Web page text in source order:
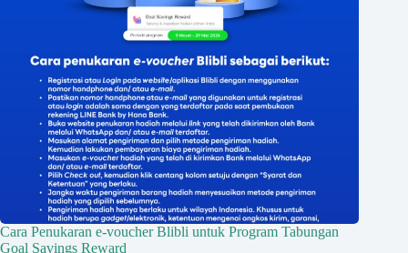
Cara Penukaran e-voucher Blibli untuk Program Tabungan
Goal Savings Reward